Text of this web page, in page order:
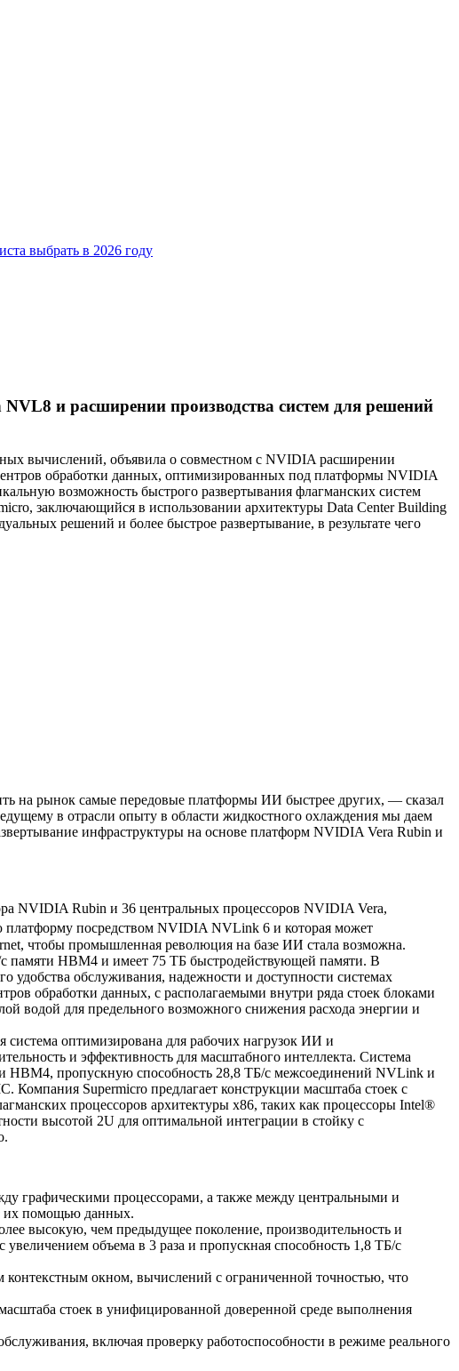
выбрать в 2026 году
и расширении производства систем для решений
вычислений, объявила о совместном с NVIDIA расширении
обработки данных, оптимизированных под платформы NVIDIA
возможность быстрого развертывания флагманских систем
заключающийся в использовании архитектуры Data Center Building
решений и более быстрое развертывание, в результате чего
на рынок самые передовые платформы ИИ быстрее других, — сказал
в отрасли опыту в области жидкостного охлаждения мы даем
инфраструктуры на основе платформ NVIDIA Vera Rubin и
NVIDIA Rubin и 36 центральных процессоров NVIDIA Vera,
платформу посредством NVIDIA NVLink 6 и которая может
чтобы промышленная революция на базе ИИ стала возможна.
памяти HBM4 и имеет 75 ТБ быстродействующей памяти. В
удобства обслуживания, надежности и доступности системах
обработки данных, с располагаемыми внутри ряда стоек блоками
водой для предельного возможного снижения расхода энергии и
система оптимизирована для рабочих нагрузок ИИ и
и эффективность для масштабного интеллекта. Система
HBM4, пропускную способность 28,8 ТБ/с межсоединений NVLink и
Компания Supermicro предлагает конструкции масштаба стоек с
процессоров архитектуры x86, таких как процессоры Intel®
высотой 2U для оптимальной интеграции в стойку с
графическими процессорами, а также между центральными и
их помощью данных.
высокую, чем предыдущее поколение, производительность и
объема в 3 раза и пропускная способность 1,8 ТБ/с
контекстным окном, вычислений с ограниченной точностью, что
стоек в унифицированной доверенной среде выполнения
включая проверку работоспособности в режиме реального